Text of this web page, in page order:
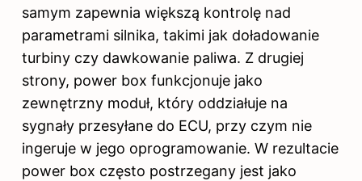
samym zapewnia większą kontrolę nad
parametrami silnika, takimi jak doładowanie
turbiny czy dawkowanie paliwa. Z drugiej
strony, power box funkcjonuje jako
zewnętrzny moduł, który oddziałuje na
sygnały przesyłane do ECU, przy czym nie
ingeruje w jego oprogramowanie. W rezultacie
power box często postrzegany jest jako